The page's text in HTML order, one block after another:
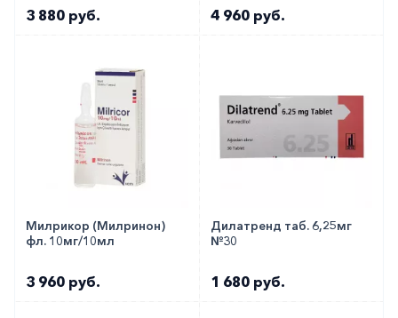
сердца, механическая вентиляция легких.
Вы можете заказать препарат с доставкой в
аптеку-партнёра в вашем городе. Для этого Вы
можете оформить бронирование на сайте или
заказать по телефону
8 800 301 52 86(бесплатно
с любого телефона по РФ)
3 880 руб. 4 960 руб.
Милрикор (Милринон)
фл. 10мг/10мл
3 960 руб.
Дилатренд таб. 6,25мг
№30
1 680 руб.